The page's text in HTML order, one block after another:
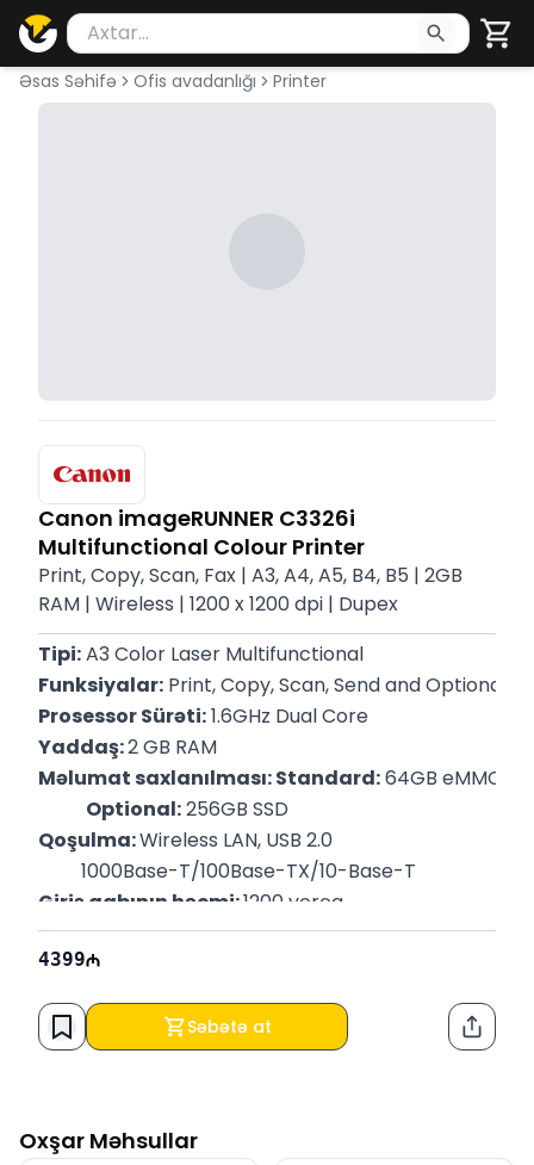
Məhsul axtar
Axtarış üçün ən azı 2 simvol yazın. Göndərmək
Əsas Səhifə Ofis avadanlığı Printer
Canon imageRUNNER C3326i
Multifunctional Colour Printer
Print, Copy, Scan, Fax | A3, A4, A5, B4, B5 | 2GB
RAM | Wireless | 1200 x 1200 dpi | Dupex
Tipi: A3 Color Laser Multifunctional
Funksiyalar: Print, Copy, Scan, Send and Optional
Prosessor Sürəti: 1.6GHz Dual Core
Yaddaş: 2 GB RAM
Məlumat saxlanılması: Standard: 64GB eMMC
Optional: 256GB SSD
Qoşulma: Wireless LAN, USB 2.0
1000Base-T/100Base-TX/10-Base-T
Giriş qabının həcmi: 1200 vərəq
Çıxış qabın həcmi: 250 vərəq
Dəstəklənən format Üst kaset:
Print Sürəti:
26 ppm (A4), 15 ppm (A3)
Çözünürlük: 1200 x 1200 dpi
Toner kartricləri:
4399
Səbətə at
Oxşar Məhsullar